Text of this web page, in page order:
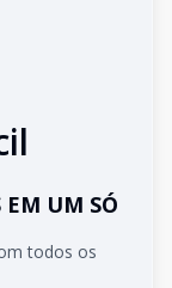
EM UM SÓ
todos os